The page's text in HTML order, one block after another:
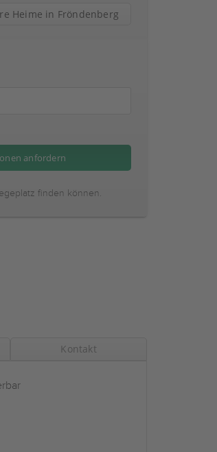
Heime in Fröndenberg
finden können.
Kontakt